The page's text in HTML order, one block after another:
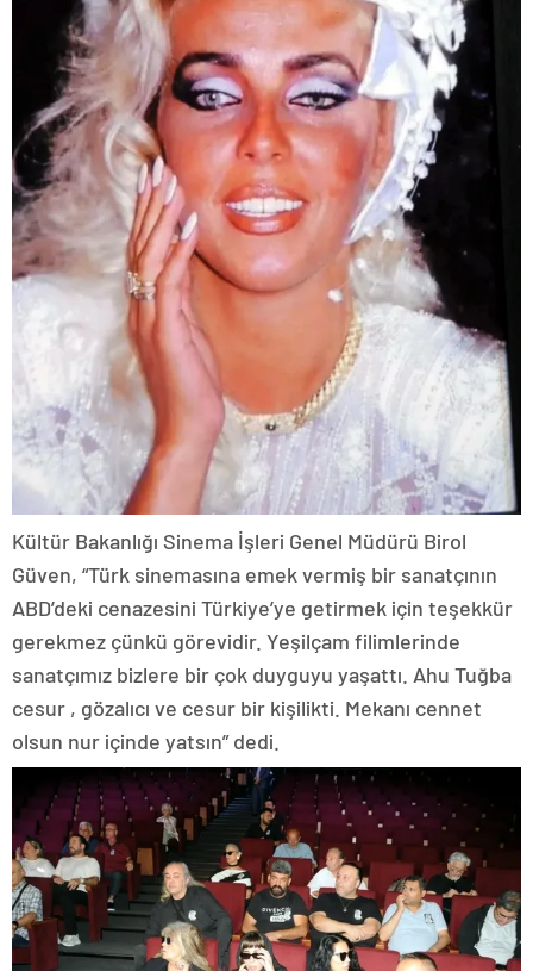
Kültür Bakanlığı Sinema İşleri Genel Müdürü Birol
Güven, “Türk sinemasına emek vermiş bir sanatçının
ABD’deki cenazesini Türkiye’ye getirmek için teşekkür
gerekmez çünkü görevidir. Yeşilçam filimlerinde
sanatçımız bizlere bir çok duyguyu yaşattı. Ahu Tuğba
cesur , gözalıcı ve cesur bir kişilikti. Mekanı cennet
olsun nur içinde yatsın” dedi.